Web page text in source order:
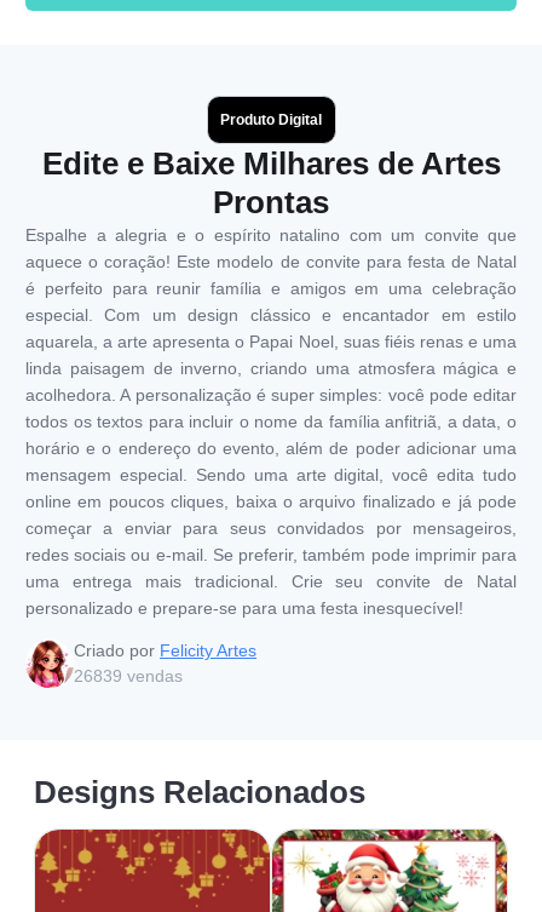
Produto Digital
Edite e Baixe Milhares de Artes
Prontas
Espalhe a alegria e o espírito natalino com um convite que
aquece o coração! Este modelo de convite para festa de Natal
é perfeito para reunir família e amigos em uma celebração
especial. Com um design clássico e encantador em estilo
aquarela, a arte apresenta o Papai Noel, suas fiéis renas e uma
linda paisagem de inverno, criando uma atmosfera mágica e
acolhedora. A personalização é super simples: você pode editar
todos os textos para incluir o nome da família anfitriã, a data, o
horário e o endereço do evento, além de poder adicionar uma
mensagem especial. Sendo uma arte digital, você edita tudo
online em poucos cliques, baixa o arquivo finalizado e já pode
começar a enviar para seus convidados por mensageiros,
redes sociais ou e-mail. Se preferir, também pode imprimir para
uma entrega mais tradicional. Crie seu convite de Natal
personalizado e prepare-se para uma festa inesquecível!
Criado por Felicity Artes
26839 vendas
Designs Relacionados